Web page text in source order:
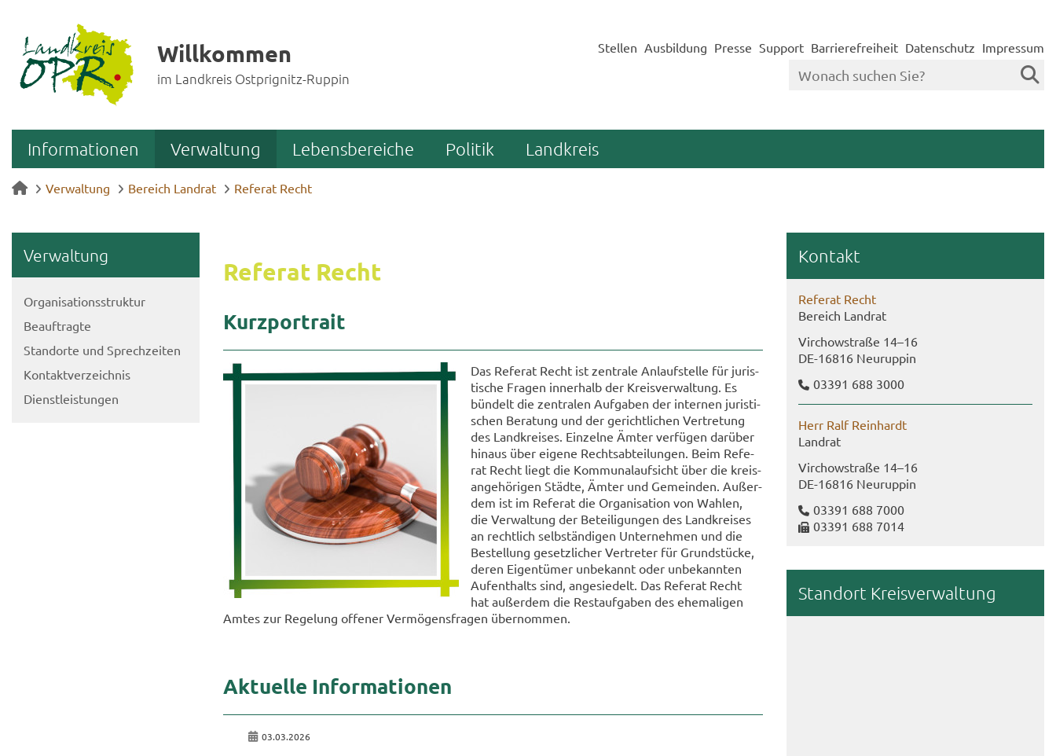
Willkommen
im Landkreis Ostprignitz-Ruppin
Stellen Ausbildung Presse Support Barrierefreiheit Datenschutz Impressum
Informationen Verwaltung Lebensbereiche Politik Landkreis
Verwaltung Bereich Landrat Referat Recht
Ver­wal­tung
Or­ga­ni­sa­ti­ons­struk­tur
Be­auf­trag­te
Stand­or­te und Sprech­zei­ten
Kon­takt­ver­zeich­nis
Dienst­leis­tun­gen
Re­fe­rat Recht
Kurz­por­trait
Das Re­fe­rat Recht ist zen­tra­le An­lauf­stel­le für ju­ris­
ti­sche Fra­gen in­ner­halb der Kreis­ver­wal­tung. Es
bün­delt die zen­tra­len Auf­ga­ben der in­ter­nen ju­ris­ti­
schen Be­ra­tung und der ge­richt­li­chen Ver­tre­tung
des Land­krei­ses. Ein­zel­ne Ämter ver­fü­gen dar­über
hin­aus über ei­ge­ne Rechts­ab­tei­lun­gen. Beim Re­fe­
rat Recht liegt die Kom­mu­nal­auf­sicht über die kreis­
an­ge­hö­ri­gen Städ­te, Ämter und Ge­mein­den. Au­ßer­
dem ist im Re­fe­rat die Or­ga­ni­sa­ti­on von Wah­len,
die Ver­wal­tung der Be­tei­li­gun­gen des Land­krei­ses
an recht­lich selb­stän­di­gen Un­ter­neh­men und die
Be­stel­lung ge­setz­li­cher Ver­tre­ter für Grund­stü­cke,
deren Ei­gen­tü­mer un­be­kannt oder un­be­kann­ten
Auf­ent­halts sind, an­ge­sie­delt. Das Re­fe­rat Recht
hat au­ßer­dem die Rest­auf­ga­ben des ehe­ma­li­gen
Amtes zur Re­ge­lung of­fe­ner Ver­mö­gens­fra­gen über­nom­men.
Ak­tu­el­le In­for­ma­tio­nen
03.03.2026
Kon­takt
Re­fe­rat Recht
Be­reich Land­rat
Virch­ow­stra­ße 14–16
DE-​16816 Neu­rup­pin
03391 688 3000
Herr Ralf Rein­hardt
Land­rat
Virch­ow­stra­ße 14–16
DE-​16816 Neu­rup­pin
03391 688 7000
03391 688 7014
Stand­ort Kreis­ver­wal­tung